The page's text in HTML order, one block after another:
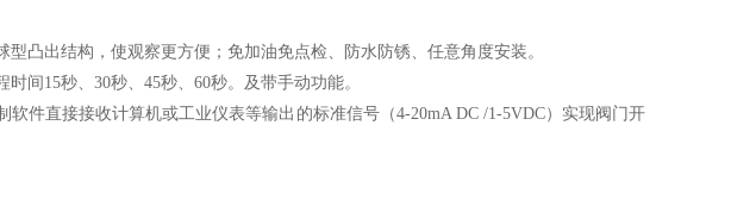
凸出结构，使观察更方便；免加油免点检、防水防锈、任意角度安装。
间15秒、30秒、45秒、60秒。及带手动功能。
软件直接接收计算机或工业仪表等输出的标准信号（4-20mA DC /1-5VDC）实现阀门开